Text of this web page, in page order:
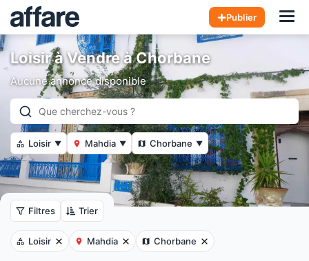
Publier
Loisir à Vendre à Chorbane
Aucune annonce disponible
Loisir ▼ Mahdia ▼ Chorbane ▼
Filtres Trier
Loisir Mahdia Chorbane